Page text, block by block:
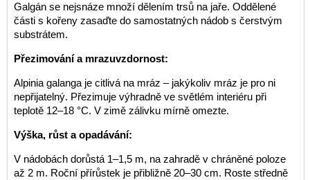
Galgán se nejsnáze množí dělením trsů na jaře. Oddělené
části s kořeny zasaďte do samostatných nádob s čerstvým
substrátem.
Přezimování a mrazuvzdornost:
Alpinia galanga je citlivá na mráz – jakýkoliv mráz je pro ni
nepřijatelný. Přezimuje výhradně ve světlém interiéru při
teplotě 12–18 °C. V zimě zálivku mírně omezte.
Výška, růst a opadávání:
V nádobách dorůstá 1–1,5 m, na zahradě v chráněné poloze
až 2 m. Roční přírůstek je přibližně 20–30 cm. Roste středně